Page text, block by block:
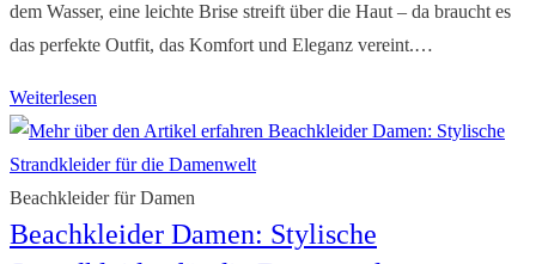
dem Wasser, eine leichte Brise streift über die Haut – da braucht es
das perfekte Outfit, das Komfort und Eleganz vereint.…
Weiterlesen
Strandkleider
für
Ihren
luxuriösen
Beachkleider für Damen
Beachkleider Damen: Stylische